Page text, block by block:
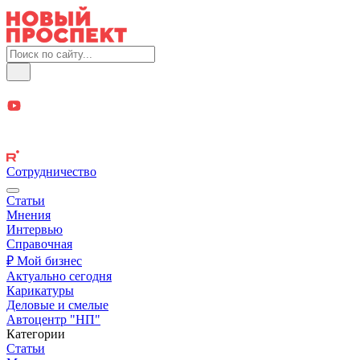
Сотрудничество
Статьи
Мнения
Интервью
Справочная
₽ Мой бизнес
Актуально сегодня
Карикатуры
Деловые и смелые
Автоцентр "НП"
Категории
Статьи